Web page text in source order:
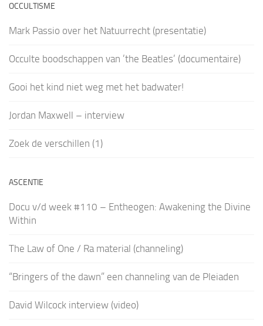
OCCULTISME
Mark Passio over het Natuurrecht (presentatie)
Occulte boodschappen van ’the Beatles’ (documentaire)
Gooi het kind niet weg met het badwater!
Jordan Maxwell – interview
Zoek de verschillen (1)
ASCENTIE
Docu v/d week #110 – Entheogen: Awakening the Divine
Within
The Law of One / Ra material (channeling)
“Bringers of the dawn” een channeling van de Pleiaden
David Wilcock interview (video)